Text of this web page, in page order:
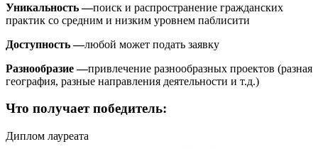
Уникальность —поиск и распространение гражданских
практик со средним и низким уровнем паблисити
Доступность —любой может подать заявку
Разнообразие —привлечение разнообразных проектов (разная
география, разные направления деятельности и т.д.)
Что получает победитель:
Диплом лауреата